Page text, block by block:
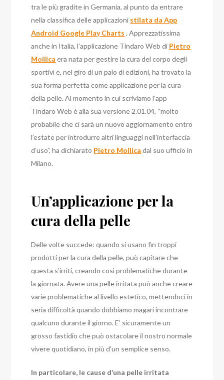
tra le più gradite in Germania, al punto da entrare
nella classifica delle applicazioni stilata da App
Android Google Play Charts . Apprezzatissima
anche in Italia, l’applicazione Tindaro Web di Pietro
Mollica era nata per gestire la cura del corpo degli
sportivi e, nel giro di un paio di edizioni, ha trovato la
sua forma perfetta come applicazione per la cura
della pelle. Al momento in cui scriviamo l’app
Tindaro Web è alla sua versione 2.01.04, “molto
probabile che ci sarà un nuovo aggiornamento entro
l’estate per introdurre altri linguaggi nell’interfaccia
d’uso”, ha dichiarato Pietro Mollica dal suo ufficio in
Milano.
Un’applicazione per la
cura della pelle
Delle volte succede: quando si usano fin troppi
prodotti per la cura della pelle, può capitare che
questa s’irriti, creando così problematiche durante
la giornata. Avere una pelle irritata può anche creare
varie problematiche al livello estetico, mettendoci in
seria difficoltà quando dobbiamo magari incontrare
qualcuno durante il giorno. E’ sicuramente un
grosso fastidio che può ostacolare il nostro normale
vivere quotidiano, in più d’un semplice senso.
In particolare, le cause d’una pelle irritata